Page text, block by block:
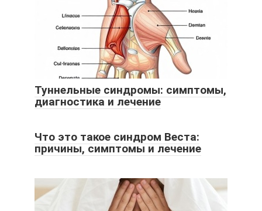
Туннельные синдромы: симптомы,
диагностика и лечение
Что это такое синдром Веста:
причины, симптомы и лечение